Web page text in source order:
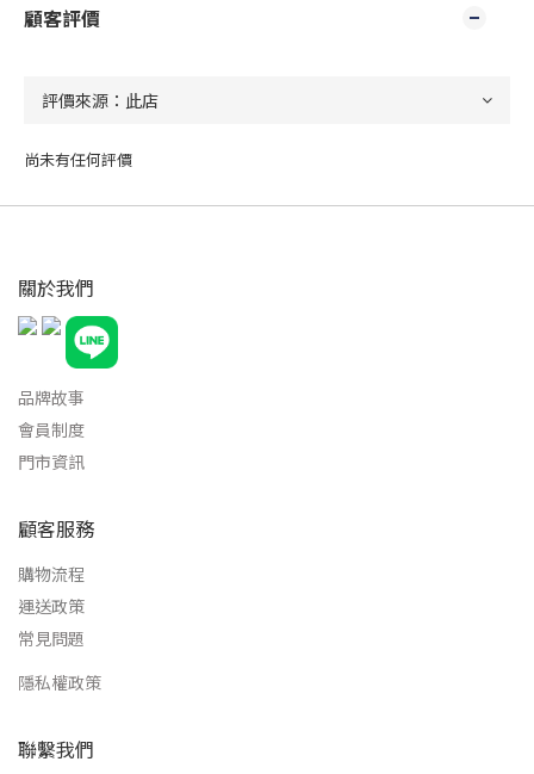
顧客評價
尚未有任何評價
關於我們
品牌故事
會員制度
門市資訊
顧客服務
購物流程
運送政策
常見問題
隱私權政策
聯繫我們